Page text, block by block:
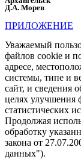
Д.А. Морев
ПРИЛОЖЕНИЕ
Уважаемый
файлов cookie и
адресе,
системы, типе и
сайт, и сведения
целях улучшения
статистических
Продолжая
обработку
закона от
данных").